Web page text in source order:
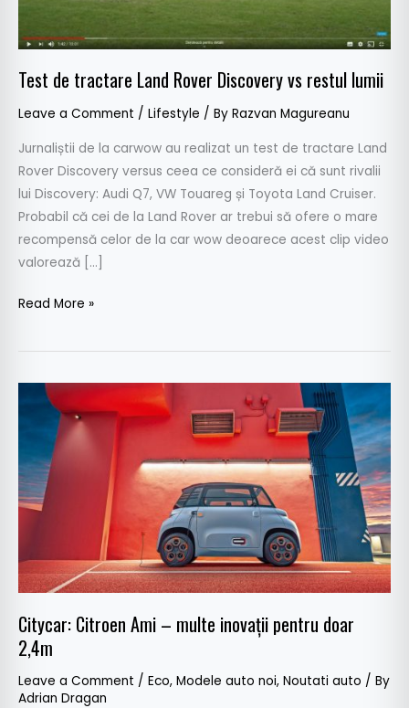
Test de tractare Land Rover Discovery vs restul lumii
Leave a Comment / Lifestyle / By Razvan Magureanu
Jurnaliștii de la carwow au realizat un test de tractare Land
Rover Discovery versus ceea ce consideră ei că sunt rivalii
lui Discovery: Audi Q7, VW Touareg și Toyota Land Cruiser.
Probabil că cei de la Land Rover ar trebui să ofere o mare
recompensă celor de la car wow deoarece acest clip video
valorează […]
restul
Read More »
Citycar: Citroen Ami – multe inovații pentru doar
2,4m
Leave a Comment / Eco, Modele auto noi, Noutati auto / By
Adrian Dragan
Citycar:
Citroen
–
multe
inovații
2,4m